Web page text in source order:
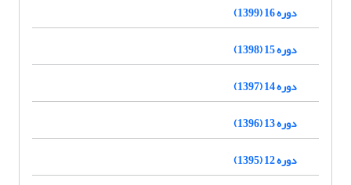
دوره 16 (1399)
دوره 15 (1398)
دوره 14 (1397)
دوره 13 (1396)
دوره 12 (1395)